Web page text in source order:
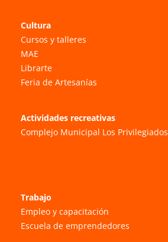
Cultura
Cursos y talleres
MAE
Librarte
Feria de Artesanías
Actividades recreativas
Complejo Municipal Los Privilegiados
Trabajo
Empleo y capacitación
Escuela de emprendedores